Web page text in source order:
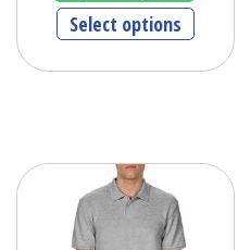
Select options